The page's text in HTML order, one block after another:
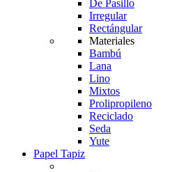
De Pasillo
Irregular
Rectángular
Materiales
Bambú
Lana
Lino
Mixtos
Prolipropileno
Reciclado
Seda
Yute
Papel Tapiz